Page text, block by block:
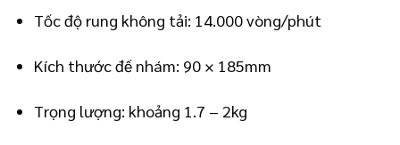
Tốc độ rung không tải: 14.000 vòng/phút
Kích thước đế nhám: 90 × 185mm
Trọng lượng: khoảng 1.7 – 2kg